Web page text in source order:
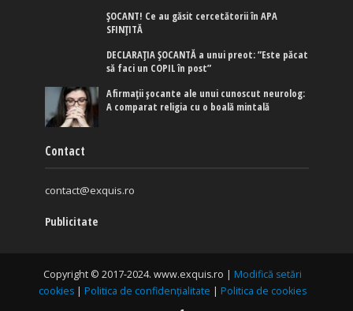
ȘOCANT! Ce au găsit cercetătorii în APA
SFINȚITĂ
DECLARAȚIA ȘOCANTĂ a unui preot: ”Este păcat
să faci un COPIL în post”
Afirmaţii şocante ale unui cunoscut neurolog:
A comparat religia cu o boală mintală
Contact
contact@exquis.ro
Publicitate
Copyright © 2017-2024. www.exquis.ro | Modifică setări
cookies | Politica de confidențialitate | Politica de cookies